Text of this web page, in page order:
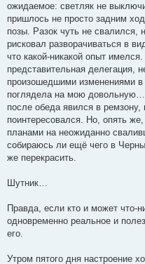
ожидаемое: светляк не
пришлось не просто задним
позы. Разок чуть не свалился,
рисковал разворачиваться в
что какой-никакой опыт
представительная делегация,
произошедшими изменениями
поглядела на мою довольную…
после обеда явился в
поинтересовался. Но, опять
планами на неожиданно
собираюсь ли ещё чего в
же перекрасить.
Шутник…
Правда, еcли кто и может что-
одновременно реальное и
его.
Утром пятого дня настроение